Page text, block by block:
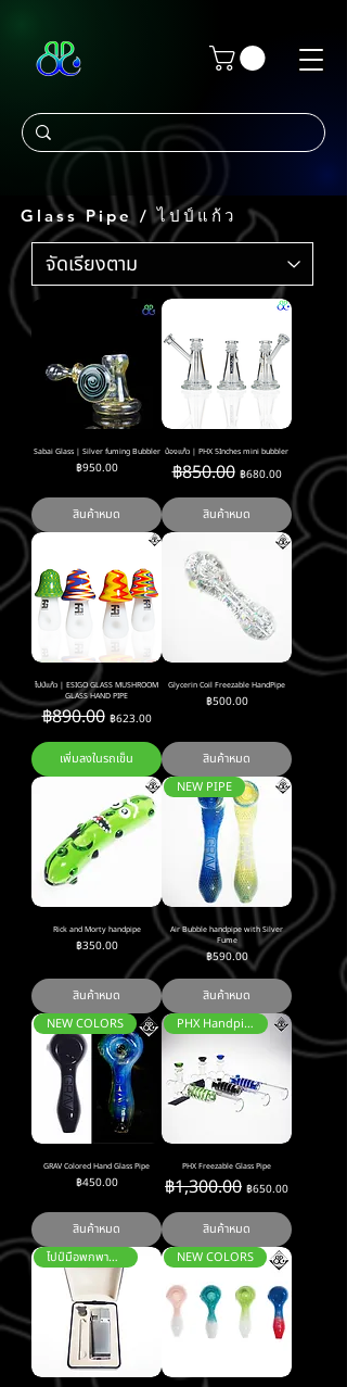
Glass Pipe / ไปป์แก้ว
Sabai Glass | Silver fuming Bubbler
ราคา
฿950.00
สินค้าหมด
บ้องแก้ว | PHX 5Inches mini bubbler
ราคาปกติ
฿850.00 ราคาขายลด
฿680.00
สินค้าหมด
ไปป์แก้ว | ESIGO GLASS MUSHROOM
GLASS HAND PIPE
ราคาปกติ
฿890.00 ราคาขายลด
฿623.00
เพิ่มลงในรถเข็น
Glycerin Coil Freezable HandPipe
ราคา
฿500.00
สินค้าหมด
Rick and Morty handpipe
ราคา
฿350.00
สินค้าหมด
NEW PIPE
Air Bubble handpipe with Silver
Fume
ราคา
฿590.00
สินค้าหมด
NEW COLORS
GRAV Colored Hand Glass Pipe
ราคา
฿450.00
สินค้าหมด
PHX Handpipe
PHX Freezable Glass Pipe
ราคาปกติ
฿1,300.00 ราคาขายลด
฿650.00
สินค้าหมด
ไปป์มือพกพาพร้อมไฟแช็ค
NEW COLORS